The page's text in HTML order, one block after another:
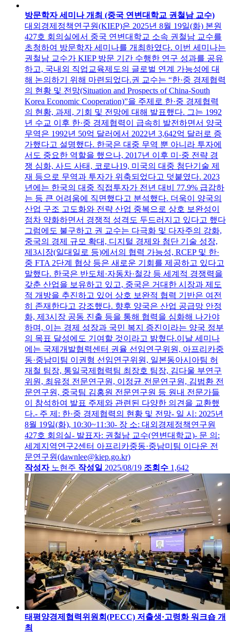
방문학자 세미나 개최 (중국 연변대학교 권철남 교수)
대외경제정책연구원(KIEP)은 2025년 8월 19일(화) 본원
427호 회의실에서 중국 연변대학교 소속 권철남 교수를
초청하여 방문학자 세미나를 개최하였다. 이번 세미나는
권철남 교수가 KIEP 방문 기간 수행한 연구 성과를 공유
하고, 국내외 직업교육제도의 글로벌 연계 가능성에 대
해 논의하기 위해 마련되었다.권 교수는 “한·중 경제협력
의 현황 및 전망(Situation and Prospects of China-South
Korea Economic Cooperation)”을 주제로 한·중 경제협력
의 현황, 과제, 기회 및 전망에 대해 발표했다. 그는 1992
년 수교 이후 한·중 경제협력이 급속히 발전하면서 양국
무역은 1992년 50억 달러에서 2022년 3,642억 달러로 증
가했다고 설명했다. 한국은 대중 무역 뿐 아니라 투자에
서도 중요한 역할을 했으나, 2017년 이후 미·중 전략 경
쟁 심화, 사드 사태, 코로나19, 미국의 대중 첨단기술 제
재 등으로 무역과 투자가 위축되었다고 덧붙였다. 2023
년에는 한국의 대중 직접투자가 전년 대비 77.9% 급감하
는 등 큰 어려움에 직면했다고 분석했다. 더욱이 양국의
산업 구조 고도화와 전략 산업 중복으로 상호 보완성이
점차 약화하면서 경쟁적 성격도 두드러지고 있다고 했다
그럼에도 불구하고 권 교수는 다극화 및 다자주의 강화,
중국의 경제 규모 확대, 디지털 경제와 첨단 기술 성장,
제3시장(일대일로 등)에서의 협력 가능성, RCEP 및 한·
중 FTA 2단계 협상 등은 새로운 기회를 제공하고 있다고
말했다. 한국은 반도체·자동차·철강 등 세계적 경쟁력을
갖춘 산업을 보유하고 있고, 중국은 거대한 시장과 제도
적 개방을 추진하고 있어 상호 보완적 협력 기반은 여전
히 존재한다고 강조했다. 향후 양국은 산업 공급망 안정
화, 제3시장 공동 진출 등을 통해 협력을 심화해 나가야
하며, 이는 경제 성장과 국민 복지 증진이라는 양국 정부
의 목표 달성에도 기여할 것이라고 밝혔다.이날 세미나
에는 국제개발협력센터 권율 선임연구위원, 아프리카중
동·중남미팀 이권형 선임연구위원, 일본동아시아팀 허
재철 팀장, 통일국제협력팀 최장호 팀장, 김다울 부연구
위원, 최유정 전문연구원, 이정균 전문연구원, 김범환 전
문연구원, 중국팀 김홍원 전문연구원 등 원내 전문가들
이 참석하여 발표 주제와 관련된 다양한 의견을 교환했
다.- 주 제: 한·중 경제협력의 현황 및 전망- 일 시: 2025년
8월 19일(화), 10:30~11:30- 장 소: 대외경제정책연구원
427호 회의실- 발표자: 권철남 교수(연변대학교)- 문 의:
세계지역연구2센터 아프리카중동·중남미팀 이다운 전
문연구원(dawnlee@kiep.go.kr)
작성자노현주 작성일 2025/08/19 조회수 1,642
태평양경제협력위원회(PECC) 저출생·고령화 워크숍 개
최